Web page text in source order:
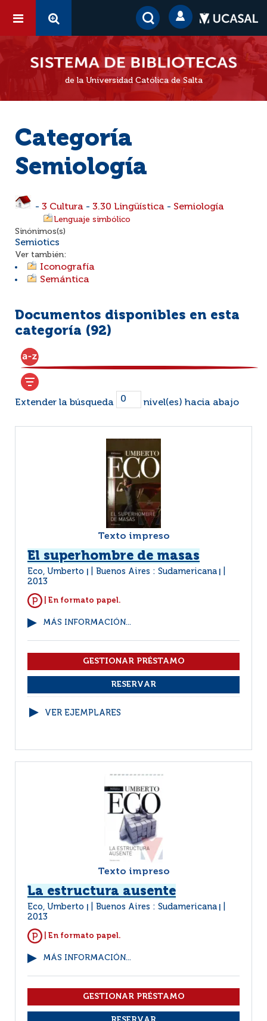
de la Universidad Católica de Salta
Categoría
Semiología
- 3 Cultura - 3.30 Lingüística - Semiología
Lenguaje simbólico
Sinónimos(s)
Semiotics
Ver también:
Iconografía
Semántica
Documentos disponibles en esta
categoría (92)
Extender la búsqueda nivel(es) hacia abajo
Texto impreso
El superhombre de masas
Eco, Umberto Buenos Aires : Sudamericana
2013
| En formato papel.
MÁS INFORMACIÓN...
VER EJEMPLARES
Texto impreso
La estructura ausente
Eco, Umberto Buenos Aires : Sudamericana
2013
| En formato papel.
MÁS INFORMACIÓN...